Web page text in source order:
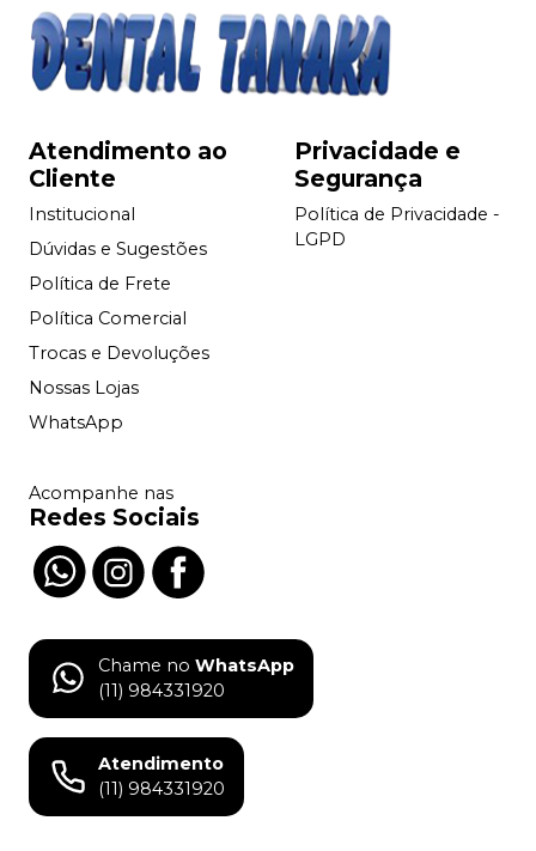
Atendimento ao
Cliente
Institucional
Dúvidas e Sugestões
Política de Frete
Política Comercial
Trocas e Devoluções
Nossas Lojas
WhatsApp
Privacidade e
Segurança
Política de Privacidade -
LGPD
Acompanhe nas
Redes Sociais
Chame no WhatsApp
(11) 984331920
Atendimento
(11) 984331920